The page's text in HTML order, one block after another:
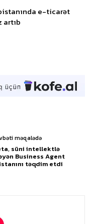
e-ticarət
artıb
məqalədə
süni intellektlə
Business Agent
təqdim etdi